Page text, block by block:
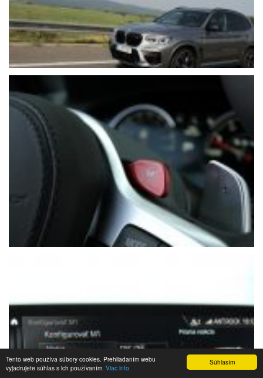
Súhlasím
Tento web používa súbory cookies. Prehliadaním webu
vyjadrujete súhlas s ich používaním. Viac info